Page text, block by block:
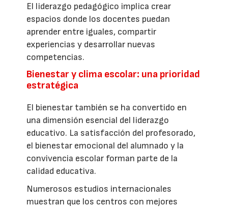
El liderazgo pedagógico implica crear
espacios donde los docentes puedan
aprender entre iguales, compartir
experiencias y desarrollar nuevas
competencias.
Bienestar y clima escolar: una prioridad
estratégica
El bienestar también se ha convertido en
una dimensión esencial del liderazgo
educativo. La satisfacción del profesorado,
el bienestar emocional del alumnado y la
convivencia escolar forman parte de la
calidad educativa.
Numerosos estudios internacionales
muestran que los centros con mejores